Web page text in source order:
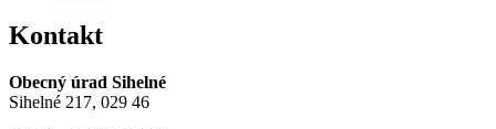
Kontakt
Obecný úrad Sihelné
Sihelné 217, 029 46